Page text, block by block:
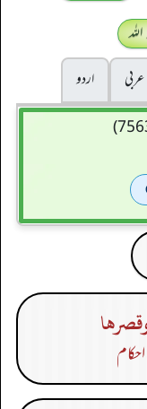
عربی
اردو